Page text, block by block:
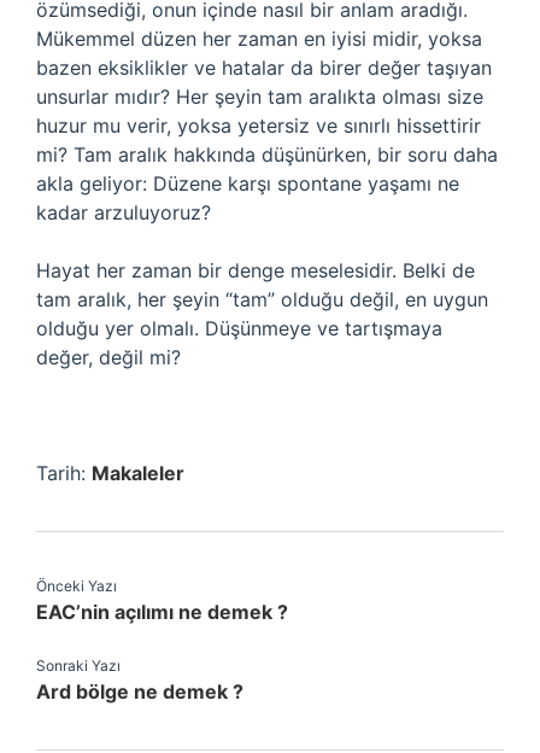
özümsediği, onun içinde nasıl bir anlam aradığı.
Mükemmel düzen her zaman en iyisi midir, yoksa
bazen eksiklikler ve hatalar da birer değer taşıyan
unsurlar mıdır? Her şeyin tam aralıkta olması size
huzur mu verir, yoksa yetersiz ve sınırlı hissettirir
mi? Tam aralık hakkında düşünürken, bir soru daha
akla geliyor: Düzene karşı spontane yaşamı ne
kadar arzuluyoruz?
Hayat her zaman bir denge meselesidir. Belki de
tam aralık, her şeyin “tam” olduğu değil, en uygun
olduğu yer olmalı. Düşünmeye ve tartışmaya
değer, değil mi?
Tarih: Makaleler
Önceki Yazı
EAC’nin açılımı ne demek ?
Sonraki Yazı
Ard bölge ne demek ?